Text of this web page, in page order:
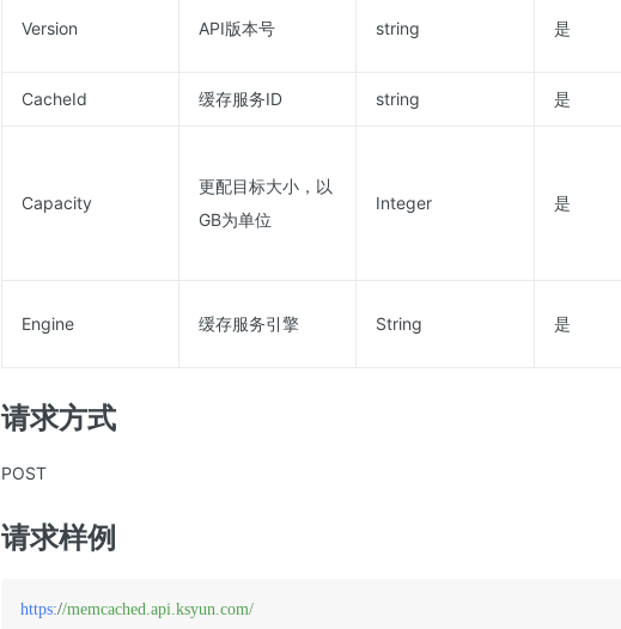
Version API版本号 string 是
CacheId 缓存服务ID string 是
Capacity
更配目标大小，以
GB为单位
Integer 是
Engine 缓存服务引擎 String 是
请求方式
POST
请求样例
https://memcached.api.ksyun.com/